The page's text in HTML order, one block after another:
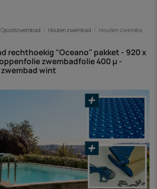
Opzetzwembad Houten zwembad Houten zwembad
rechthoekig "Oceano" pakket - 920 x
zwembadfolie 400 µ -
wint